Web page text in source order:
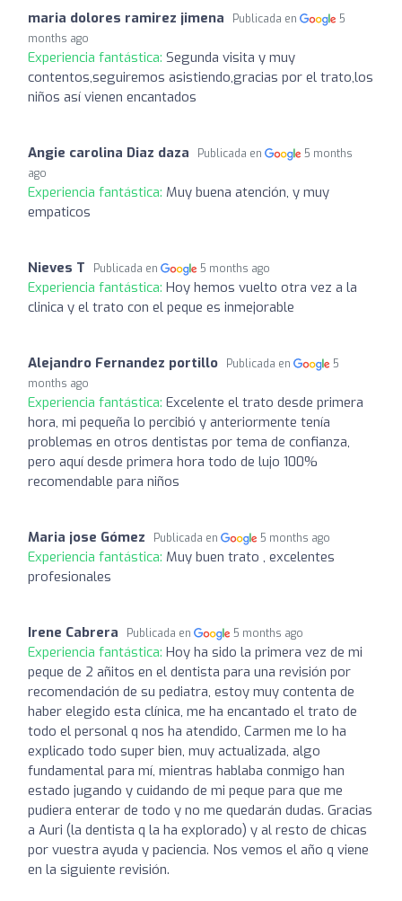
maria dolores ramirez jimena Publicada en
5
months ago
Experiencia fantástica: Segunda visita y muy
contentos,seguiremos asistiendo,gracias por el trato,los
niños así vienen encantados
Angie carolina Diaz daza Publicada en
5 months
ago
Experiencia fantástica: Muy buena atención, y muy
empaticos
Nieves T Publicada en 5 months ago
Experiencia fantástica: Hoy hemos vuelto otra vez a la
clinica y el trato con el peque es inmejorable
Alejandro Fernandez portillo Publicada en
5
months ago
Experiencia fantástica: Excelente el trato desde primera
hora, mi pequeña lo percibió y anteriormente tenía
problemas en otros dentistas por tema de confianza,
pero aquí desde primera hora todo de lujo 100%
recomendable para niños
Maria jose Gómez Publicada en 5 months ago
Experiencia fantástica: Muy buen trato , excelentes
profesionales
Irene Cabrera Publicada en 5 months ago
Experiencia fantástica: Hoy ha sido la primera vez de mi
peque de 2 añitos en el dentista para una revisión por
recomendación de su pediatra, estoy muy contenta de
haber elegido esta clínica, me ha encantado el trato de
todo el personal q nos ha atendido, Carmen me lo ha
explicado todo super bien, muy actualizada, algo
fundamental para mí, mientras hablaba conmigo han
estado jugando y cuidando de mi peque para que me
pudiera enterar de todo y no me quedarán dudas. Gracias
a Auri (la dentista q la ha explorado) y al resto de chicas
por vuestra ayuda y paciencia. Nos vemos el año q viene
en la siguiente revisión.